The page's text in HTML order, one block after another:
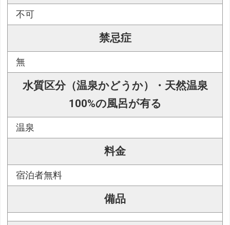
不可
禁忌症
無
水質区分（温泉かどうか）・天然温泉
100%の風呂が有る
温泉
料金
宿泊者無料
備品